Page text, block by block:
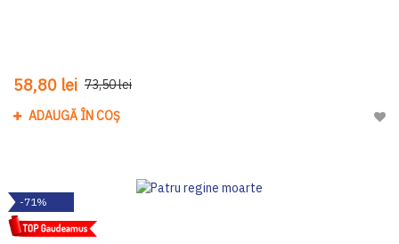
58,80 lei 73,50 lei
ADAUGĂ ÎN COȘ
-71%